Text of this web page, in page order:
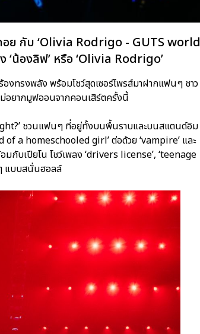
ย กับ ‘Olivia Rodrigo - GUTS world
น้องลิฟ’ หรือ ‘Olivia Rodrigo’
งทรงพลัง พร้อมโชว์สุดเซอร์ไพรส์มาฝากแฟนๆ ชาว
อยากมูฟออนจากคอนเสิร์ตครั้งนี้
ชวนแฟนๆ ที่อยู่ทั้งบนพื้นราบและบนสแตนด์อิม
of a homeschooled girl’ ต่อด้วย ‘vampire’ และ
กับเปียโน โชว์เพลง ‘drivers license’, ‘teenage
แบบสนั่นฮอลล์